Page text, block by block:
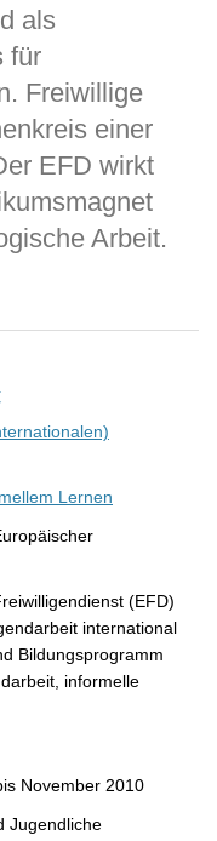
als
für
Freiwillige
einer
EFD wirkt
Arbeit.
Lernen
(EFD)
international
Bildungsprogramm
informelle
November 2010
Jugendliche